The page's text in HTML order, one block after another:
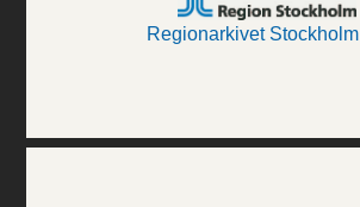
Regionarkivet Stockholm